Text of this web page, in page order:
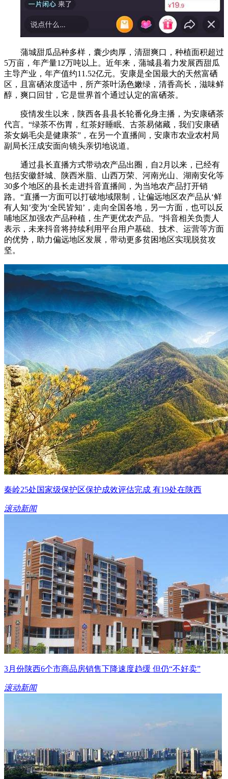
蒲城甜瓜品种多样，囊少肉厚，清甜爽口，种植面积超过
5万亩，年产量12万吨以上。近年来，蒲城县着力发展西甜瓜
主导产业，年产值约11.52亿元。安康是全国最大的天然富硒
区，且富硒浓度适中，所产茶叶汤色嫩绿，清香高长，滋味鲜
醇，爽口回甘，它是世界首个通过认定的富硒茶。
疫情发生以来，陕西各县县长轮番化身主播，为安康硒茶
代言。“绿茶不伤胃，红茶好睡眠、古茶易储藏，我们安康硒
茶女娲毛尖是健康茶”，在另一个直播间，安康市农业农村局
副局长汪成安面向镜头亲切地说道。
通过县长直播方式带动农产品出圈，自2月以来，已经有
包括安徽舒城、陕西米脂、山西万荣、河南光山、湖南安化等
30多个地区的县长走进抖音直播间，为当地农产品打开销
路。“直播一方面可以打破地域限制，让偏远地区农产品从‘鲜
有人知’变为‘全民皆知’，走向全国各地，另一方面，也可以反
哺地区加强农产品种植，生产更优农产品。”抖音相关负责人
表示，未来抖音将持续利用平台用户基础、技术、运营等方面
的优势，助力偏远地区发展，带动更多贫困地区实现脱贫攻
坚。
秦岭25处国家级保护区保护成效评估完成 有19处在陕西
滚动新闻
3月份陕西6个市商品房销售下降速度趋缓 但仍“不好卖”
滚动新闻